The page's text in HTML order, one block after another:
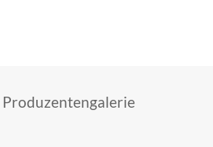
Produzentengalerie